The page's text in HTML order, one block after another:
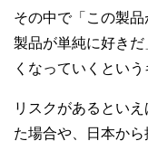
その中で「この製
製品が単純に好き
くなっていくとい
リスクがあるとい
た場合や、日本か